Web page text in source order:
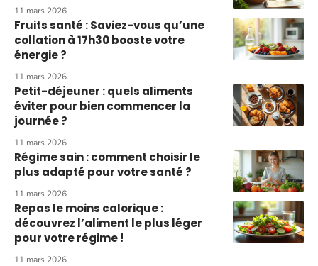
11 mars 2026
Fruits santé : Saviez-vous qu’une
collation à 17h30 booste votre
énergie ?
11 mars 2026
Petit-déjeuner : quels aliments
éviter pour bien commencer la
journée ?
11 mars 2026
Régime sain : comment choisir le
plus adapté pour votre santé ?
11 mars 2026
Repas le moins calorique :
découvrez l’aliment le plus léger
pour votre régime !
11 mars 2026